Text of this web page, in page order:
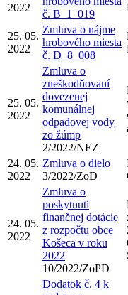
2022
č. B_1_019
25. 05.
2022
Zmluva o nájme
hrobového miesta
č. D_8_008
25. 05.
2022
Zmluva o
zneškodňovaní
dovezenej
komunálnej
odpadovej vody
zo žúmp
2/2022/NEZ
24. 05.
2022
Zmluva o dielo
3/2022/ZoD
24. 05.
2022
Zmluva o
poskytnutí
finančnej dotácie
z rozpočtu obce
Košeca v roku
2022
10/2022/ZoPD
Dodatok č. 4 k